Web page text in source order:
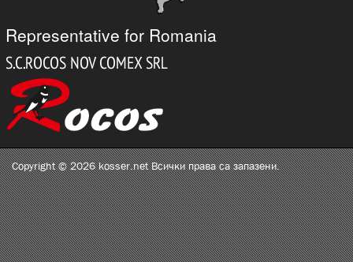
Representative for Romania
Copyright © 2026 kosser.net Всички права са запазени.